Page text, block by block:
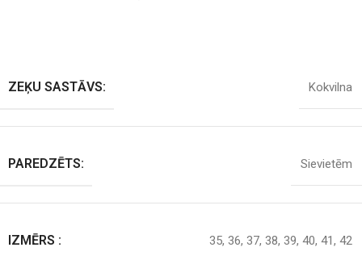
ZEĶU SASTĀVS: Kokvilna
PAREDZĒTS: Sievietēm
IZMĒRS : 35, 36, 37, 38, 39, 40, 41, 42